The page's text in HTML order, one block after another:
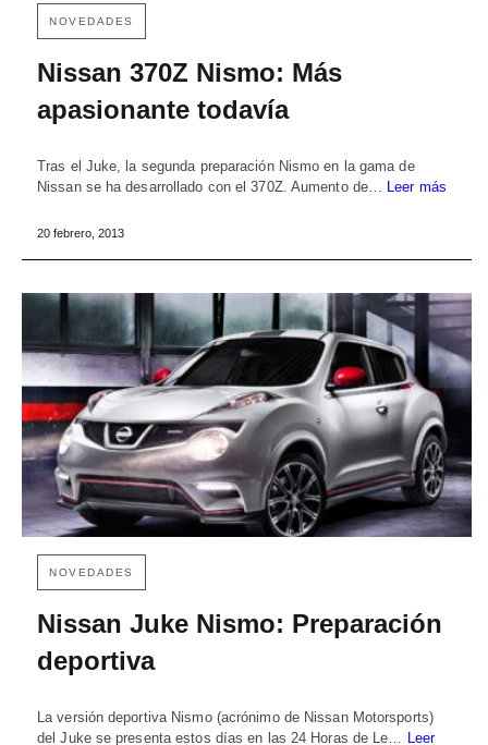
NOVEDADES
Nissan 370Z Nismo: Más
apasionante todavía
Tras el Juke, la segunda preparación Nismo en la gama de
Nissan se ha desarrollado con el 370Z. Aumento de… Leer más
20 febrero, 2013
NOVEDADES
Nissan Juke Nismo: Preparación
deportiva
La versión deportiva Nismo (acrónimo de Nissan Motorsports)
del Juke se presenta estos días en las 24 Horas de Le… Leer